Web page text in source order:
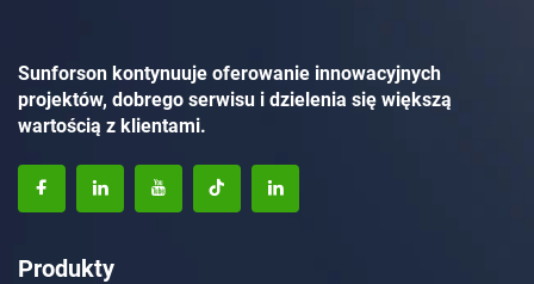
Sunforson kontynuuje oferowanie innowacyjnych
projektów, dobrego serwisu i dzielenia się większą
wartością z klientami.
Produkty